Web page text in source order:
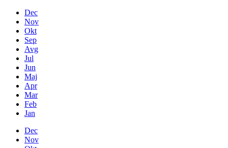
Dec
Nov
Okt
Sep
Avg
Jul
Jun
Maj
Apr
Mar
Feb
Jan
Dec
Nov